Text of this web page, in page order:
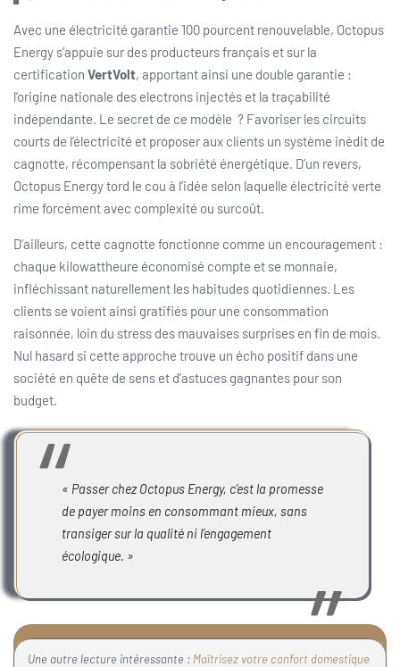
Avec une électricité garantie 100 pourcent renouvelable, Octopus
Energy s’appuie sur des producteurs français et sur la
certification VertVolt, apportant ainsi une double garantie :
l’origine nationale des electrons injectés et la traçabilité
indépendante. Le secret de ce modèle ? Favoriser les circuits
courts de l’électricité et proposer aux clients un système inédit de
cagnotte, récompensant la sobriété énergétique. D’un revers,
Octopus Energy tord le cou à l’idée selon laquelle électricité verte
rime forcément avec complexité ou surcoût.
D’ailleurs, cette cagnotte fonctionne comme un encouragement :
chaque kilowattheure économisé compte et se monnaie,
infléchissant naturellement les habitudes quotidiennes. Les
clients se voient ainsi gratifiés pour une consommation
raisonnée, loin du stress des mauvaises surprises en fin de mois.
Nul hasard si cette approche trouve un écho positif dans une
société en quête de sens et d’astuces gagnantes pour son
budget.
« Passer chez Octopus Energy, c’est la promesse
de payer moins en consommant mieux, sans
transiger sur la qualité ni l’engagement
écologique. »
Une autre lecture intéressante : Maîtrisez votre confort domestique